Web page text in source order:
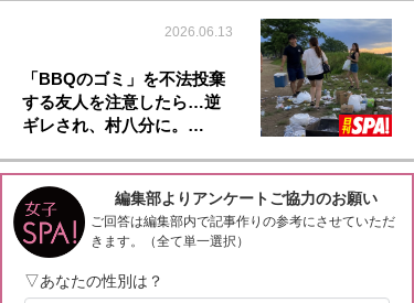
2026.06.13
「BBQのゴミ」を不法投棄
する友人を注意したら…逆
ギレされ、村八分に。…